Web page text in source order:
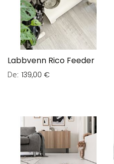
Labbvenn Rico Feeder
De 139,00 €